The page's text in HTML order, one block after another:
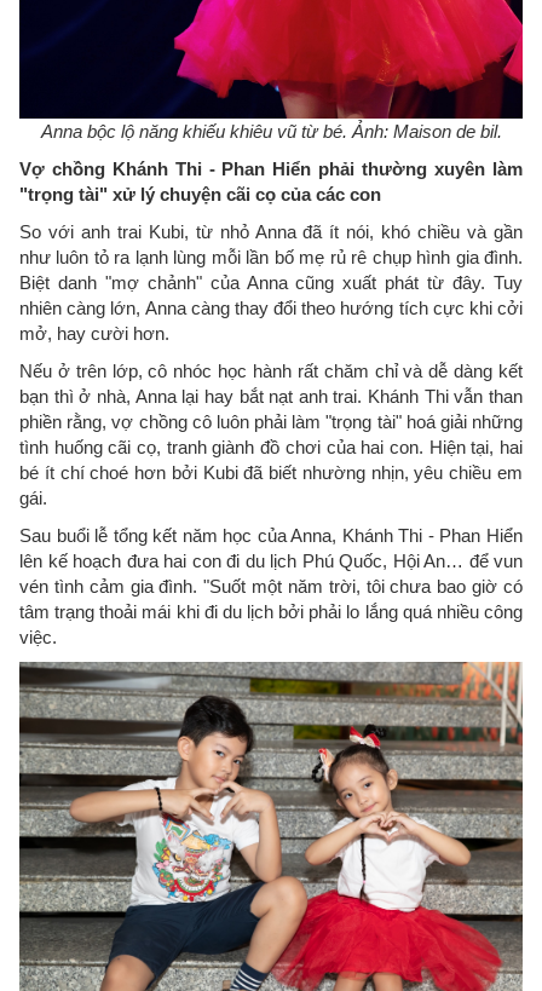
Anna bộc lộ năng khiếu khiêu vũ từ bé. Ảnh: Maison de bil.
Vợ chồng Khánh Thi - Phan Hiển phải thường xuyên làm
"trọng tài" xử lý chuyện cãi cọ của các con
So với anh trai Kubi, từ nhỏ Anna đã ít nói, khó chiều và gần
như luôn tỏ ra lạnh lùng mỗi lần bố mẹ rủ rê chụp hình gia đình.
Biệt danh "mợ chảnh" của Anna cũng xuất phát từ đây. Tuy
nhiên càng lớn, Anna càng thay đổi theo hướng tích cực khi cởi
mở, hay cười hơn.
Nếu ở trên lớp, cô nhóc học hành rất chăm chỉ và dễ dàng kết
bạn thì ở nhà, Anna lại hay bắt nạt anh trai. Khánh Thi vẫn than
phiền rằng, vợ chồng cô luôn phải làm "trọng tài" hoá giải những
tình huống cãi cọ, tranh giành đồ chơi của hai con. Hiện tại, hai
bé ít chí choé hơn bởi Kubi đã biết nhường nhịn, yêu chiều em
gái.
Sau buổi lễ tổng kết năm học của Anna, Khánh Thi - Phan Hiển
lên kế hoạch đưa hai con đi du lịch Phú Quốc, Hội An… để vun
vén tình cảm gia đình. "Suốt một năm trời, tôi chưa bao giờ có
tâm trạng thoải mái khi đi du lịch bởi phải lo lắng quá nhiều công
việc.